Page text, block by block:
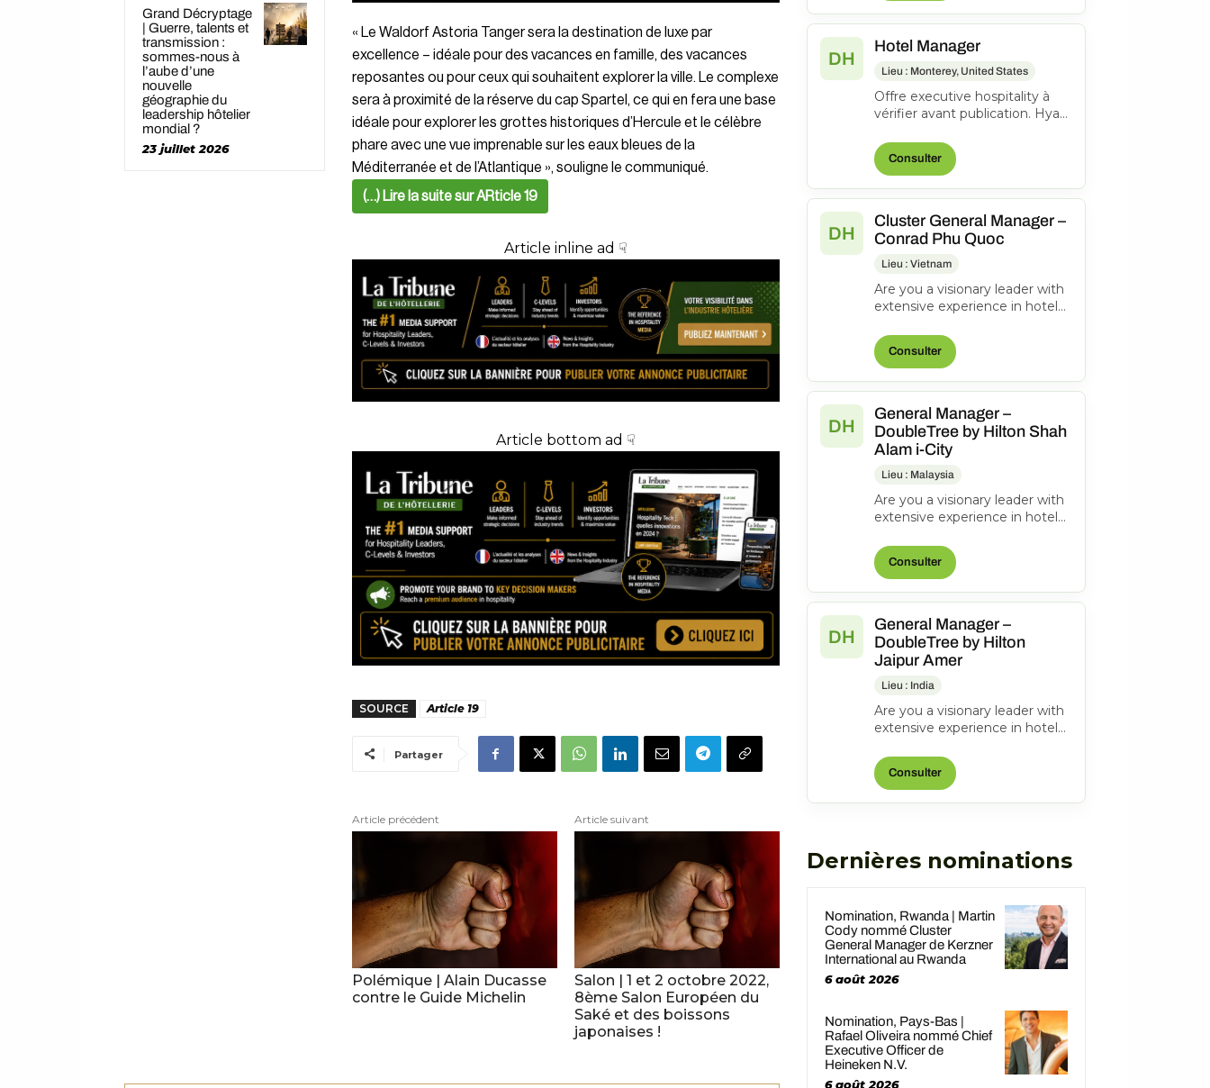
Grand Décryptage
| Guerre, talents et
transmission :
sommes-nous à
l’aube d’une
nouvelle
géographie du
leadership hôtelier
mondial ?
23 juillet 2026
« Le Waldorf Astoria Tanger sera la destination de luxe par
excellence – idéale pour des vacances en famille, des vacances
reposantes ou pour ceux qui souhaitent explorer la ville. Le complexe
sera à proximité de la réserve du cap Spartel, ce qui en fera une base
idéale pour explorer les grottes historiques d’Hercule et le célèbre
phare avec une vue imprenable sur les eaux bleues de la
Méditerranée et de l’Atlantique », souligne le communiqué.
(…) Lire la suite sur ARticle 19
Article inline ad ☟
Article bottom ad ☟
SOURCE Article 19
Partager
Article précédent
Polémique | Alain Ducasse
contre le Guide Michelin
Article suivant
Salon | 1 et 2 octobre 2022,
8ème Salon Européen du
Saké et des boissons
japonaises !
DH
Hotel Manager
Lieu : Monterey, United States
Offre executive hospitality à
vérifier avant publication. Hyatt
Spa on Del Monte Golf Cour...
Consulter
DH
Cluster General Manager –
Conrad Phu Quoc
Lieu : Vietnam
Are you a visionary leader with
extensive experience in hotel
driving operational success...
Consulter
DH
General Manager –
DoubleTree by Hilton Shah
Alam i-City
Lieu : Malaysia
Are you a visionary leader with
extensive experience in hotel
driving operational success...
Consulter
DH
General Manager –
DoubleTree by Hilton
Jaipur Amer
Lieu : India
Are you a visionary leader with
extensive experience in hotel
driving operational success...
Consulter
Dernières nominations
Nomination, Rwanda | Martin
Cody nommé Cluster
General Manager de Kerzner
International au Rwanda
6 août 2026
Nomination, Pays-Bas |
Rafael Oliveira nommé Chief
Executive Officer de
Heineken N.V.
6 août 2026